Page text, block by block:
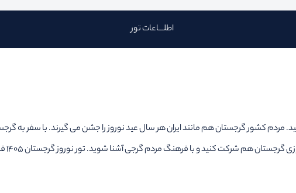
اطلـــاعات تور
مردم کشور گرجستان هم مانند ایران هر سال عید نوروز را جشن می گیرند. با سفر به